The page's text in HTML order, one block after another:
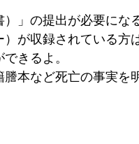
」の提出が必要にな
が収録されている方
きるよ。
本など死亡の事実を